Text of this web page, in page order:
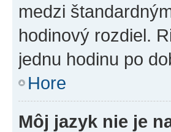
medzi
hodinový rozdiel.
jednu hodinu po
Hore
Môj jazyk nie je